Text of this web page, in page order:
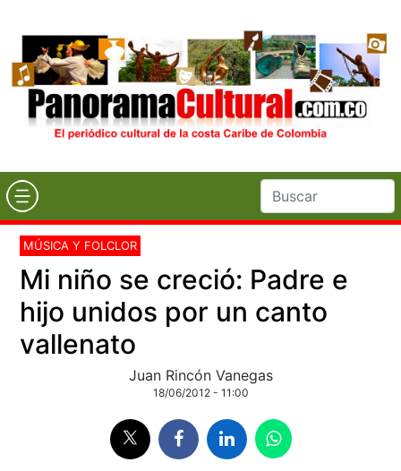
MÚSICA Y FOLCLOR
Mi niño se creció: Padre e
hijo unidos por un canto
vallenato
Juan Rincón Vanegas
18/06/2012 - 11:00